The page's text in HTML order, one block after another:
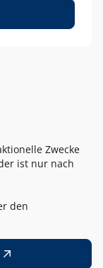
jeweils einer
Zwecke
ist nur nach
den